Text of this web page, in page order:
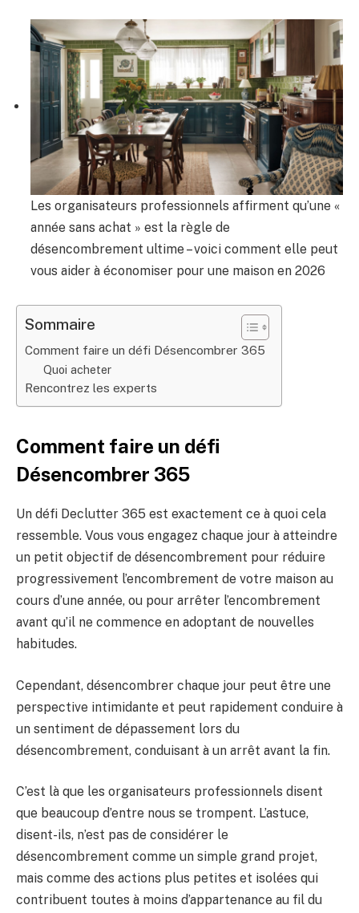
Les organisateurs professionnels affirment qu’une «
année sans achat » est la règle de
désencombrement ultime – voici comment elle peut
vous aider à économiser pour une maison en 2026
Sommaire
Comment faire un défi Désencombrer 365
Quoi acheter
Rencontrez les experts
Comment faire un défi
Désencombrer 365
Un défi Declutter 365 est exactement ce à quoi cela
ressemble. Vous vous engagez chaque jour à atteindre
un petit objectif de désencombrement pour réduire
progressivement l’encombrement de votre maison au
cours d’une année, ou pour arrêter l’encombrement
avant qu’il ne commence en adoptant de nouvelles
habitudes.
Cependant, désencombrer chaque jour peut être une
perspective intimidante et peut rapidement conduire à
un sentiment de dépassement lors du
désencombrement, conduisant à un arrêt avant la fin.
C’est là que les organisateurs professionnels disent
que beaucoup d’entre nous se trompent. L’astuce,
disent-ils, n’est pas de considérer le
désencombrement comme un simple grand projet,
mais comme des actions plus petites et isolées qui
contribuent toutes à moins d’appartenance au fil du